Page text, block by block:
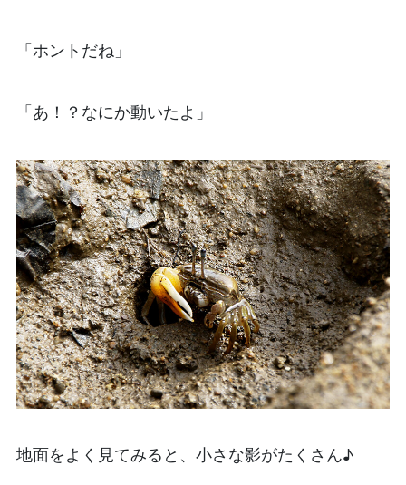
「ホントだね」
「あ！？なにか動いたよ」
地面をよく見てみると、小さな影がたくさん♪